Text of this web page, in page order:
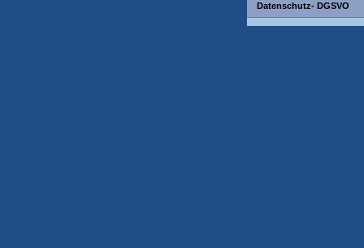
Datenschutz- DGSVO